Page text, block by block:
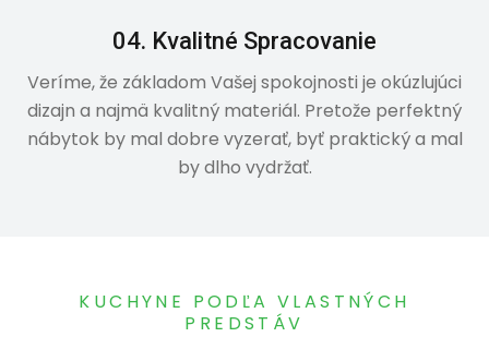
04. Kvalitné Spracovanie
Veríme, že základom Vašej spokojnosti je okúzlujúci
dizajn a najmä kvalitný materiál. Pretože perfektný
nábytok by mal dobre vyzerať, byť praktický a mal
by dlho vydržať.
KUCHYNE PODĽA VLASTNÝCH
PREDSTÁV​